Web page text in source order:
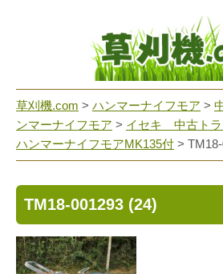
草刈機.com > ハンマーナイフモア >
ンマーナイフモア > イセキ 中古ト
ハンマーナイフモアMK135付 >
TM18-001293 (24)